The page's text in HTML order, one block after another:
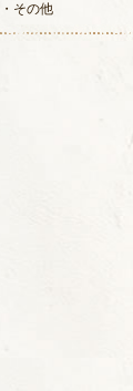
・ その他